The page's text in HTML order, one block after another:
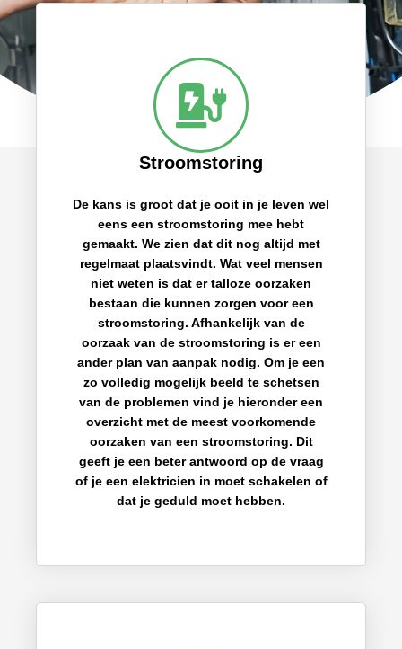
Stroomstoring
De kans is groot dat je ooit in je leven wel
eens een stroomstoring mee hebt
gemaakt. We zien dat dit nog altijd met
regelmaat plaatsvindt. Wat veel mensen
niet weten is dat er talloze oorzaken
bestaan die kunnen zorgen voor een
stroomstoring. Afhankelijk van de
oorzaak van de stroomstoring is er een
ander plan van aanpak nodig. Om je een
zo volledig mogelijk beeld te schetsen
van de problemen vind je hieronder een
overzicht met de meest voorkomende
oorzaken van een stroomstoring. Dit
geeft je een beter antwoord op de vraag
of je een elektricien in moet schakelen of
dat je geduld moet hebben.